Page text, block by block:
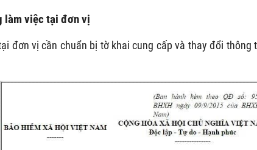
làm việc tại đơn vị
đơn vị cần chuẩn bị tờ khai cung cấp và thay đổi thông